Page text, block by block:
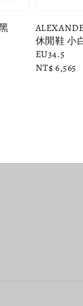
休閒鞋 小
EU34.5
Regular
NT$ 6,565